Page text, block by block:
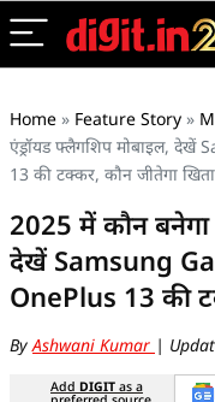
Home » Feature Story »
एंड्रॉयड फ्लैगशिप मोबाइल,
13 की टक्कर, कौन जीतेगा
2025 में कौन बनेगा
देखें Samsung
OnePlus 13 की
ByAshwani Kumar |
Add DIGIT as a